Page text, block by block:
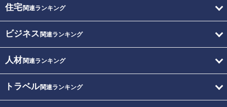
住宅関連ランキング
ビジネス 関連ランキング
人材関連ランキング
トラベル関連ランキング